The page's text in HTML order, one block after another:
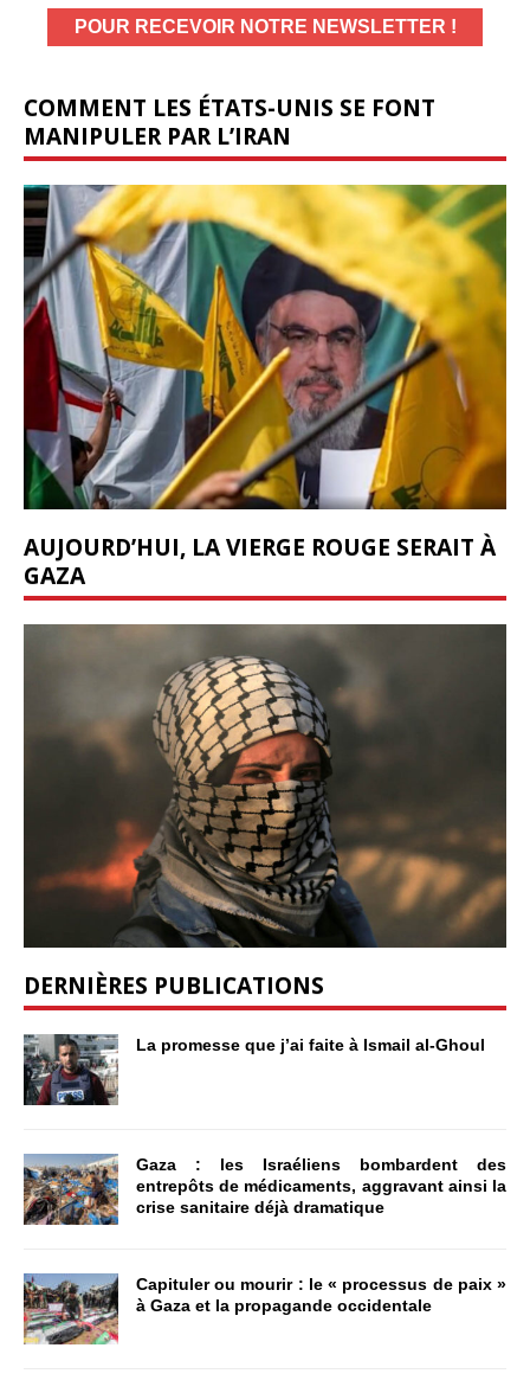
COMMENT LES ÉTATS-UNIS SE FONT
MANIPULER PAR L’IRAN
AUJOURD’HUI, LA VIERGE ROUGE SERAIT À
GAZA
DERNIÈRES PUBLICATIONS
La promesse que j’ai faite à Ismail al-Ghoul
Gaza : les Israéliens bombardent des
entrepôts de médicaments, aggravant ainsi la
crise sanitaire déjà dramatique
Capituler ou mourir : le « processus de paix »
à Gaza et la propagande occidentale